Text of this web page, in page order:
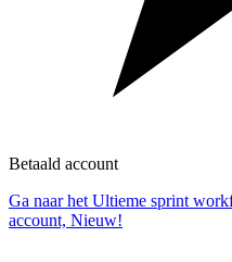
Betaald account
Ga naar het Ultieme sprint
account, Nieuw!